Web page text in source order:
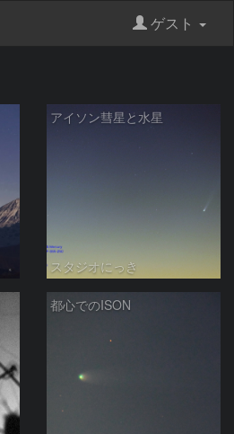
ゲスト
アイソン彗星と水星
スタジオにっき
都心でのISON